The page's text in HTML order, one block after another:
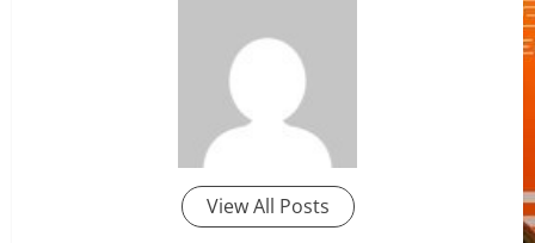
View All Posts